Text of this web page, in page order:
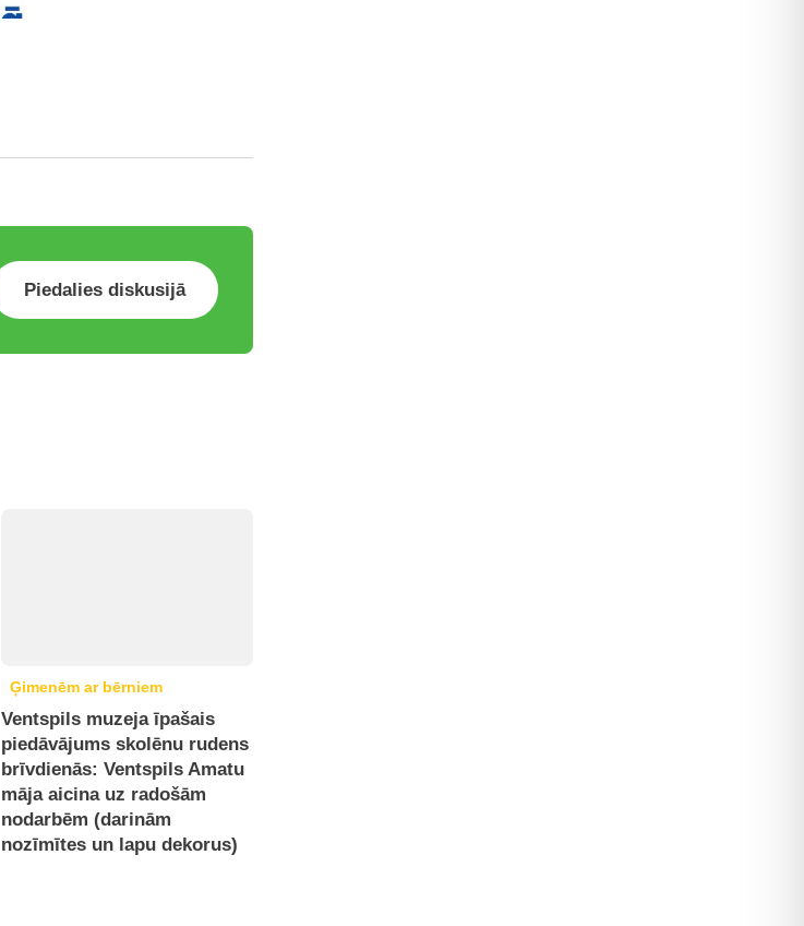
Piedalies diskusijā
Ģimenēm ar bērniem
Ventspils muzeja īpašais
piedāvājums skolēnu rudens
brīvdienās: Ventspils Amatu
māja aicina uz radošām
nodarbēm (darinām
nozīmītes un lapu dekorus)